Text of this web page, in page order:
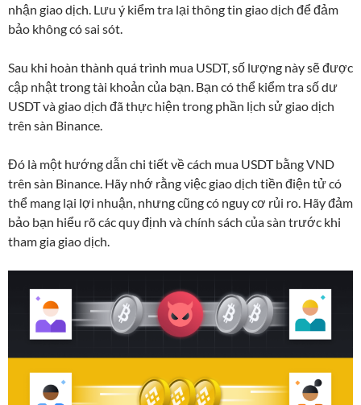
nhận giao dịch. Lưu ý kiểm tra lại thông tin giao dịch để đảm
bảo không có sai sót.
Sau khi hoàn thành quá trình mua USDT, số lượng này sẽ được
cập nhật trong tài khoản của bạn. Bạn có thể kiểm tra số dư
USDT và giao dịch đã thực hiện trong phần lịch sử giao dịch
trên sàn Binance.
Đó là một hướng dẫn chi tiết về cách mua USDT bằng VND
trên sàn Binance. Hãy nhớ rằng việc giao dịch tiền điện tử có
thể mang lại lợi nhuận, nhưng cũng có nguy cơ rủi ro. Hãy đảm
bảo bạn hiểu rõ các quy định và chính sách của sàn trước khi
tham gia giao dịch.